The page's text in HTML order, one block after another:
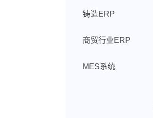
铸造ERP
商贸行业ERP
MES系统